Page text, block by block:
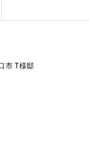
市 T様邸